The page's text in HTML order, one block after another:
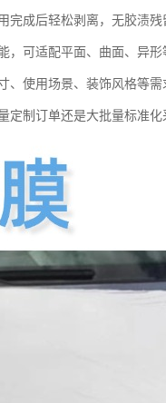
成后轻松剥离，无胶渍残
，可适配平面、曲面、异
、使用场景、装饰风格等
制订单还是大批量标准化